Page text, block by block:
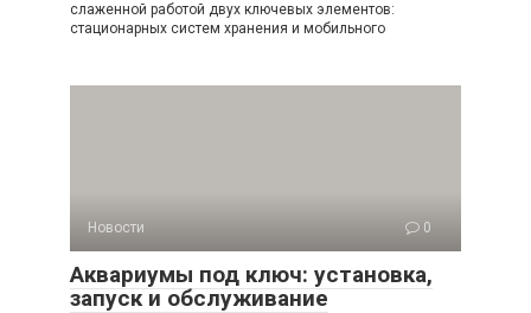
слаженной работой двух ключевых элементов:
стационарных систем хранения и мобильного
Новости 0
Аквариумы под ключ: установка,
запуск и обслуживание